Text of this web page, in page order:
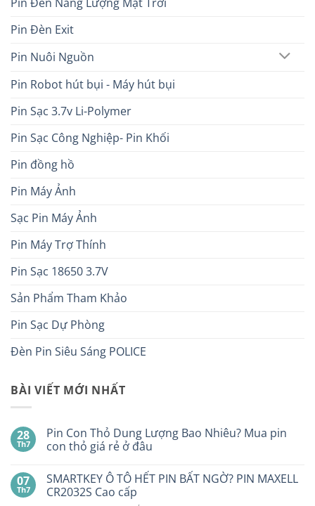
Pin Đèn Exit
Pin Nuôi Nguồn
Pin Robot hút bụi - Máy hút bụi
Pin Sạc 3.7v Li-Polymer
Pin Sạc Công Nghiệp- Pin Khối
Pin đồng hồ
Pin Máy Ảnh
Sạc Pin Máy Ảnh
Pin Máy Trợ Thính
Pin Sạc 18650 3.7V
Sản Phẩm Tham Khảo
Pin Sạc Dự Phòng
Đèn Pin Siêu Sáng POLICE
BÀI VIẾT MỚI NHẤT
28
Th7
Pin Con Thỏ Dung Lượng Bao Nhiêu? Mua pin
con thỏ giá rẻ ở đâu
bình
luận
ở
07
Th7
SMARTKEY Ô TÔ HẾT PIN BẤT NGỜ? PIN MAXELL
CR2032S Cao cấp